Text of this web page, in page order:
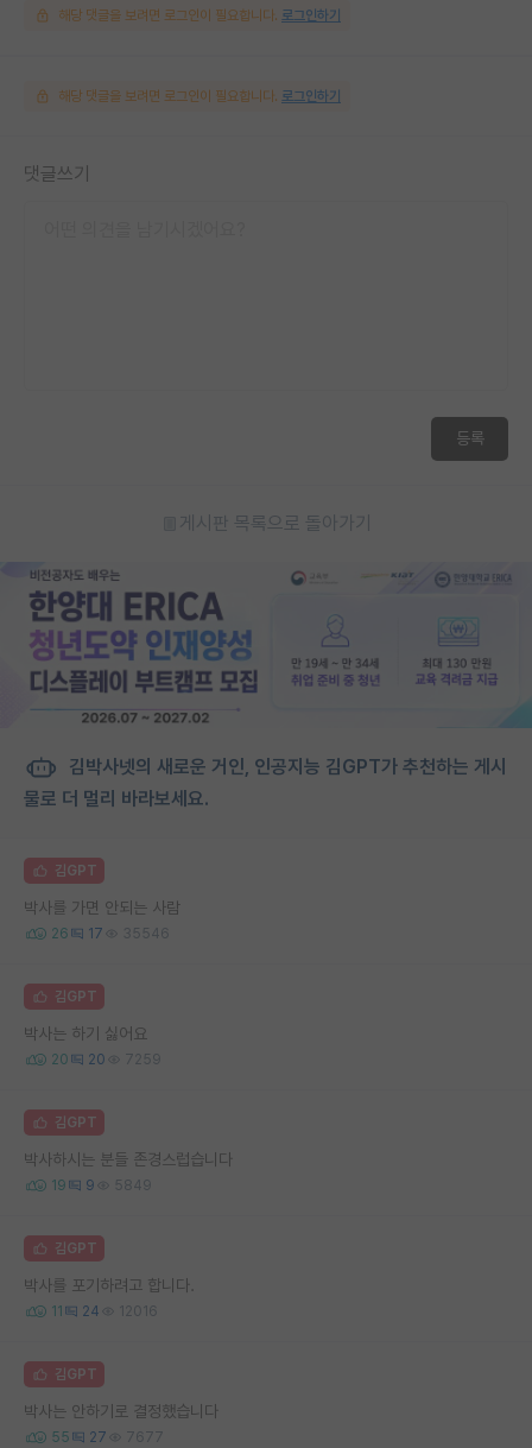
해당 댓글을 보려면 로그인이 필요합니다. 로그인하기
해당 댓글을 보려면 로그인이 필요합니다. 로그인하기
댓글쓰기
등록
게시판 목록으로 돌아가기
김박사넷의 새로운 거인, 인공지능 김GPT가 추천하는 게시
물로 더 멀리 바라보세요.
김GPT
박사를 가면 안되는 사람
26 17 35546
김GPT
박사는 하기 싫어요
20 20 7259
김GPT
박사하시는 분들 존경스럽습니다
19 9 5849
김GPT
박사를 포기하려고 합니다.
11 24 12016
김GPT
박사는 안하기로 결정했습니다
55 27 7677